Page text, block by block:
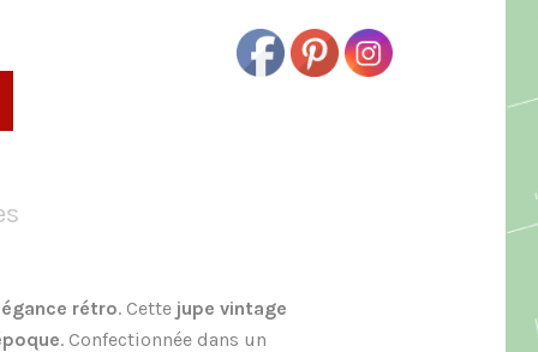
rétro. Cette jupe vintage
. Confectionnée dans un